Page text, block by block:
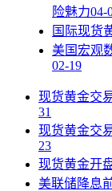
险魅力04-
国际现货
美国宏观
02-19
现货黄金交
31
现货黄金交
23
现货黄金开
美联储降息